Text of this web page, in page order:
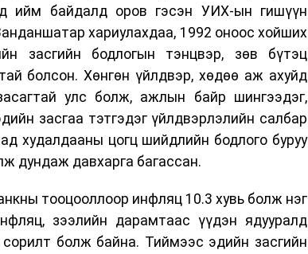
ийм байдалд оров гэсэн УИХ-ын гишүүн
хариулахдаа, 1992 оноос хойших
засгийн бодлогын тэнцвэр, зөв бүтэц
болсон. Хөнгөн үйлдвэр, хөдөө аж ахуйд
улс болж, ажлын байр шингээдэг,
засгаа тэтгэдэг үйлдвэрлэлийн салбар
худалдааны цогц шийдлийн бодлого буруу
дундаж давхарга багассан.
тооцооллоор инфляц 10.3 хувь болж нэг
зээлийн дарамтаас үүдэн ядууралд
болж байна. Тиймээс эдийн засгийн